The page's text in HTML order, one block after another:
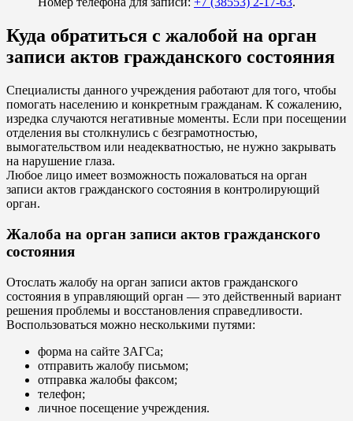
Куда обратиться с жалобой на орган
записи актов гражданского состояния
Специалисты данного учреждения работают для того, чтобы
помогать населению и конкретным гражданам. К сожалению,
изредка случаются негативные моменты. Если при посещении
отделения вы столкнулись с безграмотностью,
вымогательством или неадекватностью, не нужно закрывать
на нарушение глаза.
Любое лицо имеет возможность пожаловаться на орган
записи актов гражданского состояния в контролирующий
орган.
Жалоба на орган записи актов гражданского
состояния
Отослать жалобу на орган записи актов гражданского
состояния в управляющий орган — это действенный вариант
решения проблемы и восстановления справедливости.
Воспользоваться можно несколькими путями:
форма на сайте ЗАГСа;
отправить жалобу письмом;
отправка жалобы факсом;
телефон;
личное посещение учреждения.